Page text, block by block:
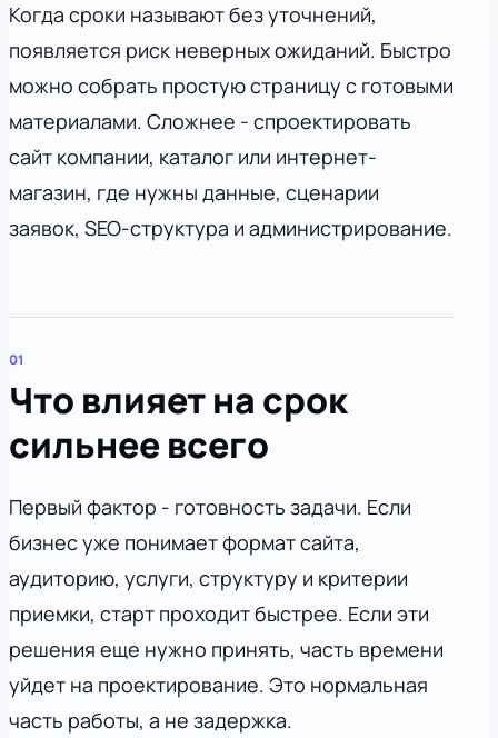
Когда сроки называют без уточнений,
появляется риск неверных ожиданий. Быстро
можно собрать простую страницу с готовыми
материалами. Сложнее - спроектировать
сайт компании, каталог или интернет-
магазин, где нужны данные, сценарии
заявок, SEO-структура и администрирование.
Что влияет на срок
сильнее всего
Первый фактор - готовность задачи. Если
бизнес уже понимает формат сайта,
аудиторию, услуги, структуру и критерии
приемки, старт проходит быстрее. Если эти
решения еще нужно принять, часть времени
уйдет на проектирование. Это нормальная
часть работы, а не задержка.